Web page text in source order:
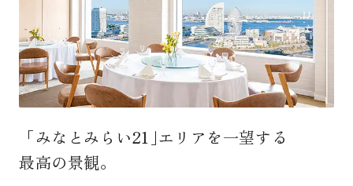
「みなとみらい21｣エリアを一望する
最高の景観。